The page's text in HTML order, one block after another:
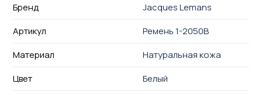
Бренд
Jacques Lemans
Артикул
Ремень 1-2050B
Материал
Натуральная кожа
Цвет
Белый